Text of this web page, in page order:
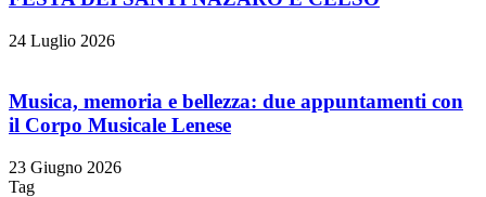
24 Luglio 2026
Musica, memoria e bellezza: due appuntamenti con
il Corpo Musicale Lenese
23 Giugno 2026
Tag